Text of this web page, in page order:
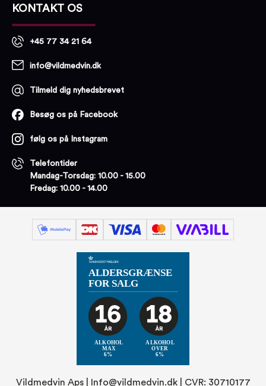
KONTAKT OS
+45 77 34 21 64
info@vildmedvin.dk
Tilmeld dig nyhedsbrevet
Besøg os på Facebook
følg os på Instagram
Telefontider
Mandag-Torsdag: 10.00 - 15.00
Fredag: 10.00 - 14.00
Vildmedvin Aps | Info@vildmedvin.dk| CVR: 30710177